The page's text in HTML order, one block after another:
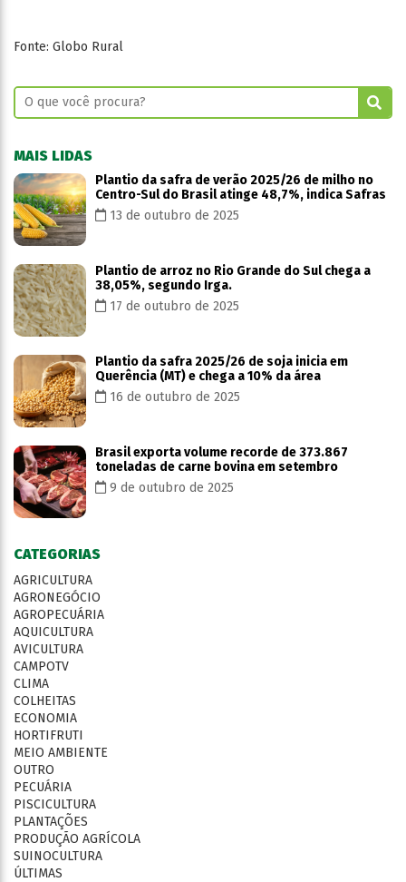
Fonte: Globo Rural
MAIS LIDAS
Plantio da safra de verão 2025/26 de milho no
Centro-Sul do Brasil atinge 48,7%, indica Safras
13 de outubro de 2025
Plantio de arroz no Rio Grande do Sul chega a
38,05%, segundo Irga.
17 de outubro de 2025
Plantio da safra 2025/26 de soja inicia em
Querência (MT) e chega a 10% da área
16 de outubro de 2025
Brasil exporta volume recorde de 373.867
toneladas de carne bovina em setembro
9 de outubro de 2025
CATEGORIAS
AGRICULTURA
AGRONEGÓCIO
AGROPECUÁRIA
AQUICULTURA
AVICULTURA
CAMPOTV
CLIMA
COLHEITAS
ECONOMIA
HORTIFRUTI
MEIO AMBIENTE
OUTRO
PECUÁRIA
PISCICULTURA
PLANTAÇÕES
PRODUÇÃO AGRÍCOLA
SUINOCULTURA
ÚLTIMAS